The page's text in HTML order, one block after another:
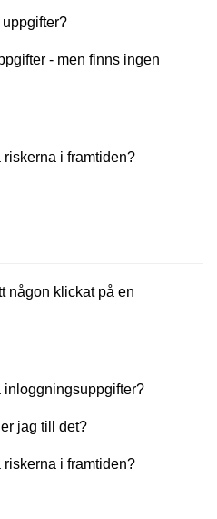
- men finns ingen
riskerna i framtiden?
någon klickat på en
inloggningsuppgifter?
jag till det?
riskerna i framtiden?